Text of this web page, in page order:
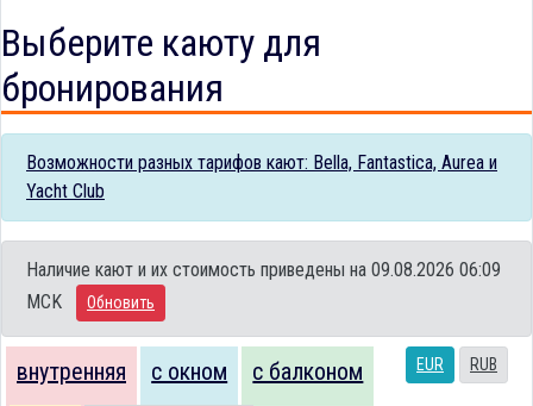
Выберите каюту для
бронирования
Возможности разных тарифов кают: Bella, Fantastica, Aurea и
Yacht Club
Наличие кают и их стоимость приведены на 09.08.2026 06:09
MCK
Обновить
EUR RUB
внутренняя с окном с балконом